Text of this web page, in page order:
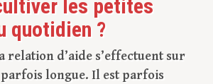
les petites
quotidien ?
relation d’aide s’effectuent sur
longue. Il est parfois